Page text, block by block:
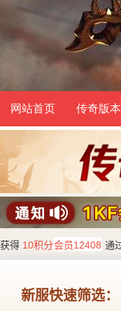
网站首页 传奇版本